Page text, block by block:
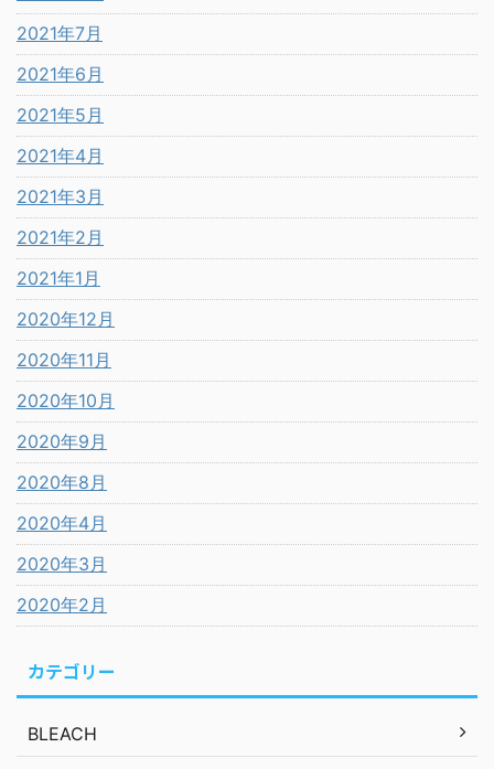
2021年7月
2021年6月
2021年5月
2021年4月
2021年3月
2021年2月
2021年1月
2020年12月
2020年11月
2020年10月
2020年9月
2020年8月
2020年4月
2020年3月
2020年2月
カテゴリー
BLEACH